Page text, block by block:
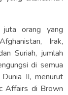
orang yang
Irak,
Suriah, jumlah
di semua
II, menurut
Affairs di Brown